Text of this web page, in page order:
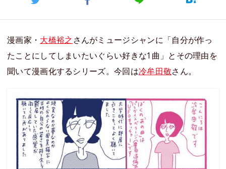
漫画家・ 大橋裕之 さんがミュージシャンに「自分が作っ
たことにしてしまいたいぐらい好きな1曲」とその理由を
聞いて漫画化するシリーズ。今回は冷牟田敬さん。